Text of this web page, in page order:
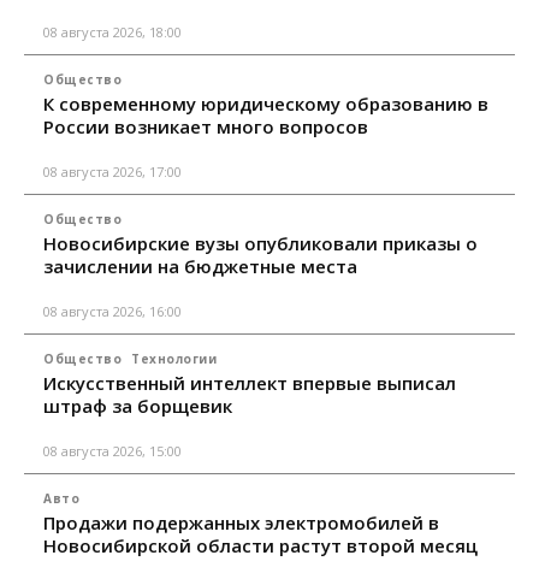
08 августа 2026, 18:00
Общество
К современному юридическому образованию в
России возникает много вопросов
08 августа 2026, 17:00
Общество
Новосибирские вузы опубликовали приказы о
зачислении на бюджетные места
08 августа 2026, 16:00
Общество Технологии
Искусственный интеллект впервые выписал
штраф за борщевик
08 августа 2026, 15:00
Авто
Продажи подержанных электромобилей в
Новосибирской области растут второй месяц